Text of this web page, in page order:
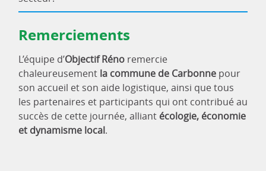
Remerciements
L’équipe d’Objectif Réno remercie
chaleureusement la commune de Carbonne pour
son accueil et son aide logistique, ainsi que tous
les partenaires et participants qui ont contribué au
succès de cette journée, alliant écologie, économie
et dynamisme local.